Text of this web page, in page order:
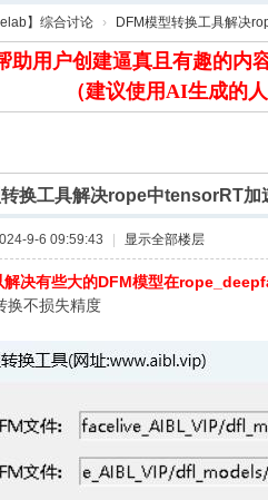
搜
索
】综合讨论 › DFM模型转换工具解决
助用户创建逼真且有趣的内
（建议使用AI生成的
转换工具解决rope中tensorRT
9-6 09:59:43 显示全部楼层
解决有些大的DFM模型在
换不损失精度